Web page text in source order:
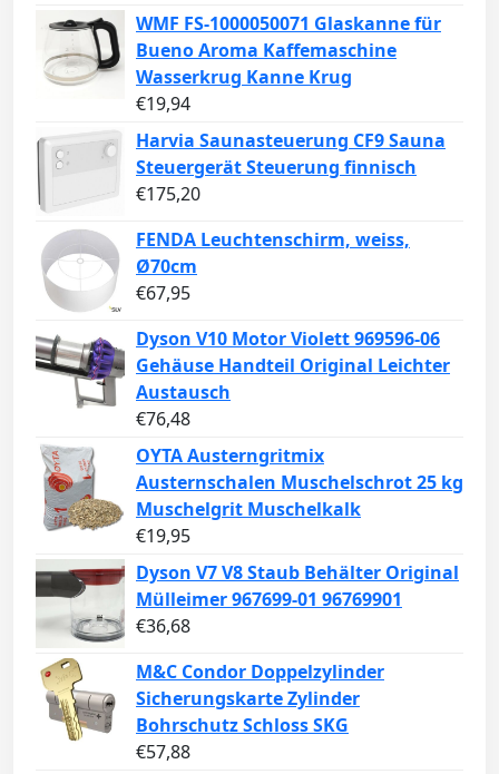
WMF FS-1000050071 Glaskanne für
Bueno Aroma Kaffemaschine
Wasserkrug Kanne Krug
€19,94
Harvia Saunasteuerung CF9 Sauna
Steuergerät Steuerung finnisch
€175,20
FENDA Leuchtenschirm, weiss,
Ø70cm
€67,95
Dyson V10 Motor Violett 969596-06
Gehäuse Handteil Original Leichter
Austausch
€76,48
OYTA Austerngritmix
Austernschalen Muschelschrot 25 kg
Muschelgrit Muschelkalk
€19,95
Dyson V7 V8 Staub Behälter Original
Mülleimer 967699-01 96769901
€36,68
M&C Condor Doppelzylinder
Sicherungskarte Zylinder
Bohrschutz Schloss SKG
€57,88